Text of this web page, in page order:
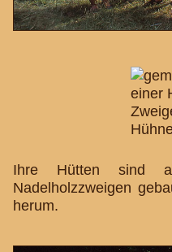
Ihre Hütten sind
Nadelholzzweigen
herum.